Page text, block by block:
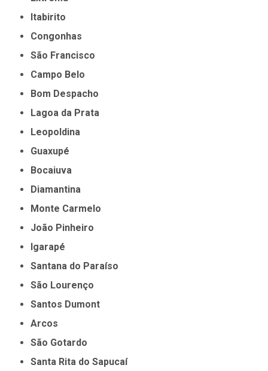
Itabirito
Congonhas
São Francisco
Campo Belo
Bom Despacho
Lagoa da Prata
Leopoldina
Guaxupé
Bocaiuva
Diamantina
Monte Carmelo
João Pinheiro
Igarapé
Santana do Paraíso
São Lourenço
Santos Dumont
Arcos
São Gotardo
Santa Rita do Sapucaí